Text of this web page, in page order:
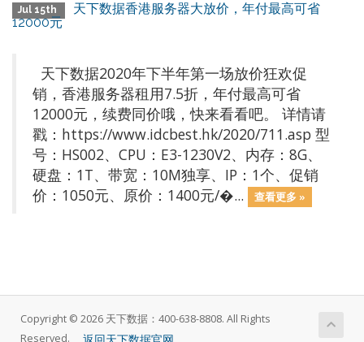
Jul 15th
天下数据香港服务器大放价，年付最高可省
12000元
天下数据2020年下半年第一场放价狂欢促
销，香港服务器租用7.5折，年付最高可省
12000元，续费同价哦，快来看看吧。 详情请
戳：https://www.idcbest.hk/2020/711.asp 型
号：HS002、CPU：E3-1230V2、内存：8G、
硬盘：1T、带宽：10M独享、IP：1个、促销
价：1050元、原价：1400元/�...
查看更多 »
Copyright © 2026 天下数据：400-638-8808. All Rights
Reserved.